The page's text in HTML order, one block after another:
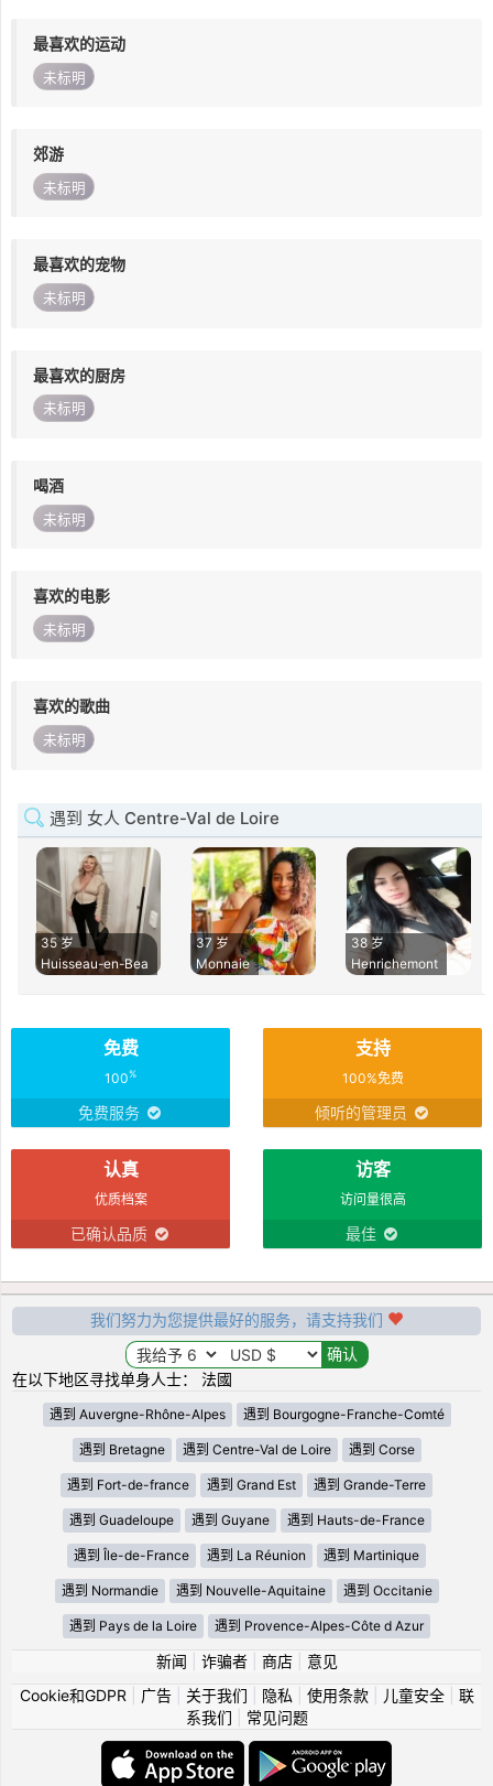
最喜欢的运动
未标明
郊游
未标明
最喜欢的宠物
未标明
最喜欢的厨房
未标明
喝酒
未标明
喜欢的电影
未标明
喜欢的歌曲
未标明
遇到 女人 Centre-Val de Loire
35 岁
Huisseau-en-Bea
37 岁
Monnaie
38 岁
Henrichemont
免费
100%
免费服务
支持
100%免费
倾听的管理员
认真
优质档案
已确认品质
访客
访问量很高
最佳
我们努力为您提供最好的服务，请支持我们
在以下地区寻找单身人士： 法國
遇到 Auvergne-Rhône-Alpes 遇到 Bourgogne-Franche-Comté
遇到 Bretagne 遇到 Centre-Val de Loire 遇到 Corse
遇到 Fort-de-france 遇到 Grand Est 遇到 Grande-Terre
遇到 Guadeloupe 遇到 Guyane 遇到 Hauts-de-France
遇到 Île-de-France 遇到 La Réunion 遇到 Martinique
遇到 Normandie 遇到 Nouvelle-Aquitaine 遇到 Occitanie
遇到 Pays de la Loire 遇到 Provence-Alpes-Côte d Azur
新闻 诈骗者| 商店| 意见
Cookie和GDPR
广告| 关于我们 隐私 使用条款| 儿童安全| 联
系我们
常见问题